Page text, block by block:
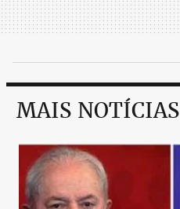
MAIS NOTÍCIAS